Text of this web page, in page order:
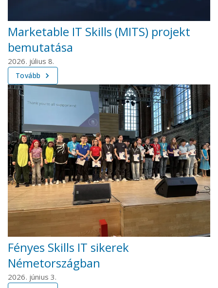
Marketable IT Skills (MITS) projekt
bemutatása
2026. július 8.
Tovább
Fényes Skills IT sikerek
Németországban
2026. június 3.